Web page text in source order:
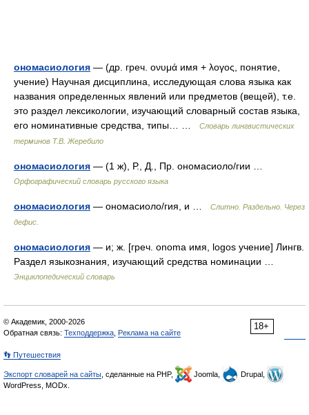
ономасиология — (др. греч. ονυμά имя + λογος, понятие,
учение) Научная дисциплина, исследующая слова языка как
названия определенных явлений или предметов (вещей), т.е.
это раздел лексикологии, изучающий словарный состав языка,
его номинативные средства, типы… …
Словарь лингвистических
терминов Т.В. Жеребило
ономасиология — (1 ж), Р., Д., Пр. ономасиоло/гии …
Орфографический словарь русского языка
ономасиология — ономасиоло/гия, и …
Слитно. Раздельно. Через
дефис.
ономасиология — и; ж. [греч. onoma имя, logos учение] Лингв.
Раздел языкознания, изучающий средства номинации …
Энциклопедический словарь
18+
© Академик, 2000-2026
Обратная связь: Техподдержка Реклама на сайте
👣 Путешествия
Экспорт словарей на сайты , сделанные на PHP, Joomla,
Drupal,
WordPress, MODx.